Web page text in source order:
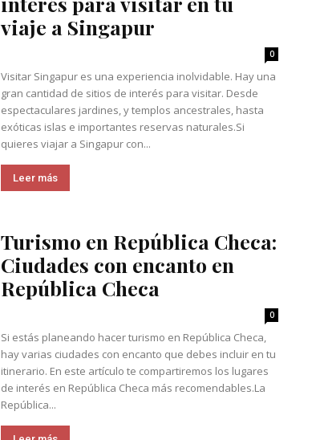
viaje a Singapur
0
Visitar Singapur es una experiencia inolvidable. Hay una
gran cantidad de sitios de interés para visitar. Desde
espectaculares jardines, y templos ancestrales, hasta
exóticas islas e importantes reservas naturales.Si
quieres viajar a Singapur con...
Leer más
Turismo en República Checa:
Ciudades con encanto en
República Checa
0
Si estás planeando hacer turismo en República Checa,
hay varias ciudades con encanto que debes incluir en tu
itinerario. En este artículo te compartiremos los lugares
de interés en República Checa más recomendables.La
República...